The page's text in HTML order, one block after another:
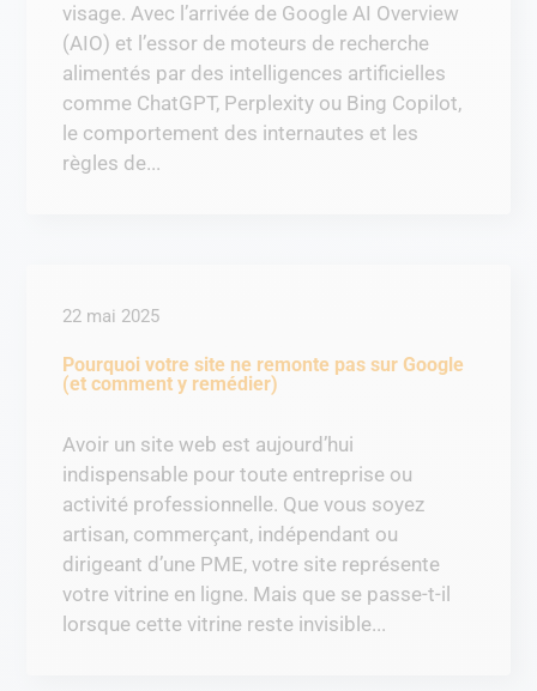
visage. Avec l’arrivée de Google AI Overview
(AIO) et l’essor de moteurs de recherche
alimentés par des intelligences artificielles
comme ChatGPT, Perplexity ou Bing Copilot,
le comportement des internautes et les
règles de...
Pourquoi votre site ne remonte pas sur Google
(et comment y remédier)
22 mai 2025
Avoir un site web est aujourd’hui
indispensable pour toute entreprise ou
activité professionnelle. Que vous soyez
artisan, commerçant, indépendant ou
dirigeant d’une PME, votre site représente
votre vitrine en ligne. Mais que se passe-t-il
lorsque cette vitrine reste invisible...